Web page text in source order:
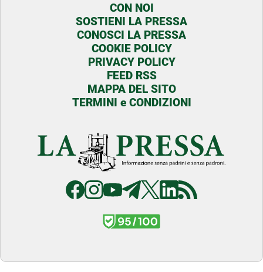
CON NOI
SOSTIENI LA PRESSA
CONOSCI LA PRESSA
COOKIE POLICY
PRIVACY POLICY
FEED RSS
MAPPA DEL SITO
TERMINI e CONDIZIONI